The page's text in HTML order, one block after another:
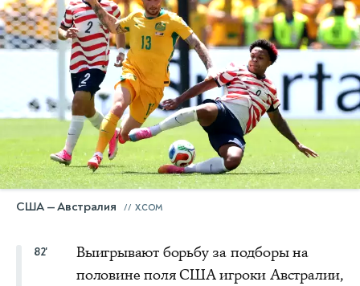
США — Австралия X.COM
82'
Выигрывают борьбу за подборы на
половине поля США игроки Австралии,